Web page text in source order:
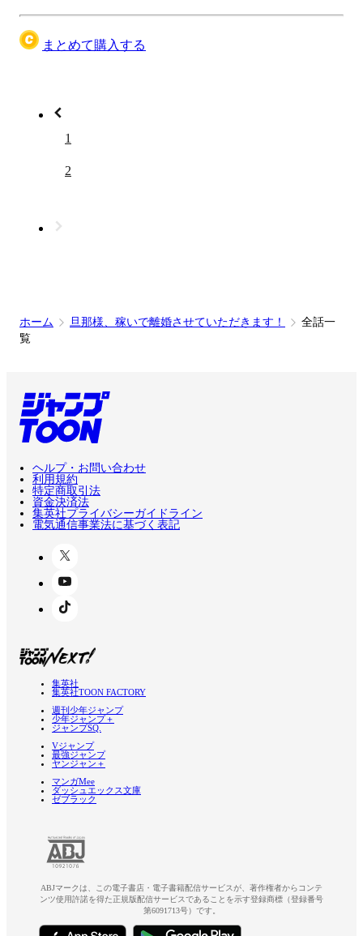
まとめて購入する
1
2
ホーム 旦那様、稼いで離婚させていただきます！
全話一
覧
ヘルプ・お問い合わせ
利用規約
特定商取引法
資金決済法
集英社プライバシーガイドライン
電気通信事業法に基づく表記
集英社
集英社TOON FACTORY
週刊少年ジャンプ
少年ジャンプ＋
ジャンプSQ.
Vジャンプ
最強ジャンプ
ヤンジャン＋
マンガMee
ダッシュエックス文庫
ゼブラック
ABJマークは、この電子書店・電子書籍配信サービスが、著作権者からコンテ
ンツ使用許諾を得た正規版配信サービスであることを示す登録商標（登録番号
第6091713号）です。